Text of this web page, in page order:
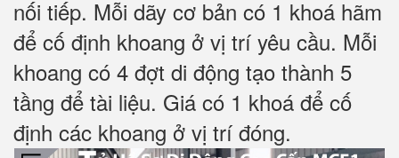
nối tiếp. Mỗi dãy cơ bản có 1 khoá hãm
để cố định khoang ở vị trí yêu cầu. Mỗi
khoang có 4 đợt di động tạo thành 5
tầng để tài liệu. Giá có 1 khoá để cố
định các khoang ở vị trí đóng.